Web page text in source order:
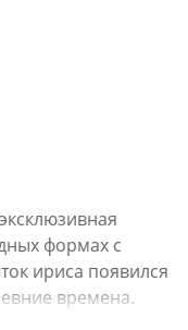
формах с
ириса появился
времена.
и звери, и